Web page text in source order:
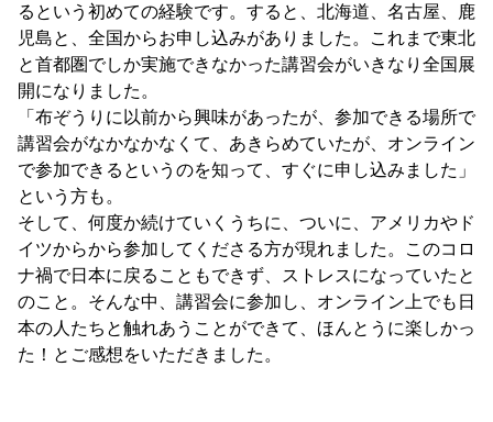
るという初めての経験です。すると、北海道、名古屋、鹿
児島と、全国からお申し込みがありました。これまで東北
と首都圏でしか実施できなかった講習会がいきなり全国展
開になりました。
「布ぞうりに以前から興味があったが、参加できる場所で
講習会がなかなかなくて、あきらめていたが、オンライン
で参加できるというのを知って、すぐに申し込みました」
という方も。
そして、何度か続けていくうちに、ついに、アメリカやド
イツからから参加してくださる方が現れました。このコロ
ナ禍で日本に戻ることもできず、ストレスになっていたと
のこと。そんな中、講習会に参加し、オンライン上でも日
本の人たちと触れあうことができて、ほんとうに楽しかっ
た！とご感想をいただきました。